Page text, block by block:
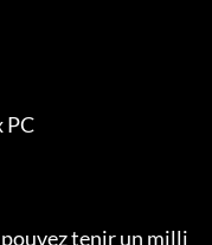
PC
tenir un milli